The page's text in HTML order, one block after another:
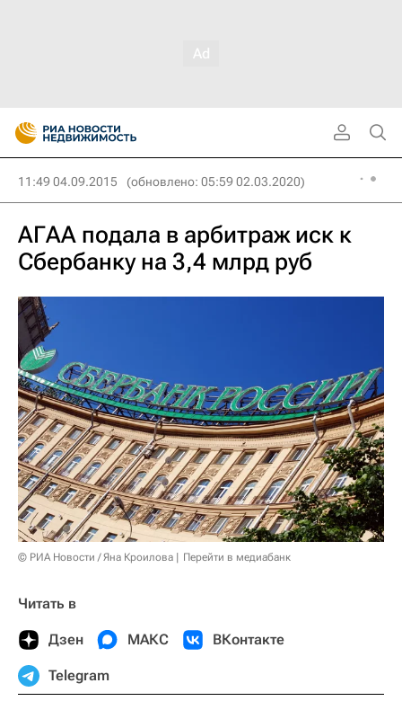
11:49 04.09.2015 (обновлено: 05:59 02.03.2020)
АГАА подала в арбитраж иск к
Сбербанку на 3,4 млрд руб
© РИА Новости / Яна Кроилова Перейти в медиабанк
Читать в
Дзен МАКС ВКонтакте
Telegram